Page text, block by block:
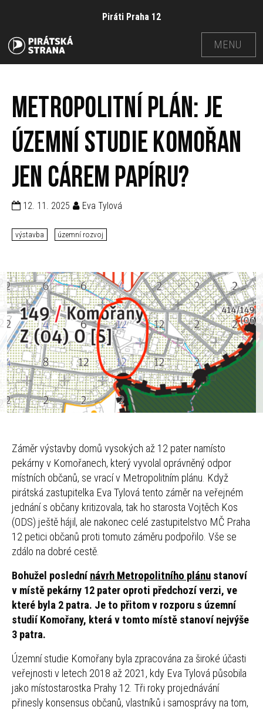
Piráti Praha 12
MENU
Metropolitní plán: je
územní studie Komořan
jen cárem papíru?
12. 11. 2025 Eva Tylová
výstavba územní rozvoj
Záměr výstavby domů vysokých až 12 pater namísto
pekárny v Komořanech, který vyvolal oprávněný odpor
místních občanů, se vrací v Metropolitním plánu. Když
pirátská zastupitelka Eva Tylová tento záměr na veřejném
jednání s občany kritizovala, tak ho starosta Vojtěch Kos
(ODS) ještě hájil, ale nakonec celé zastupitelstvo MČ Praha
12 petici občanů proti tomuto záměru podpořilo. Vše se
zdálo na dobré cestě.
Bohužel poslednínávrh Metropolitního plánu stanoví
v místě pekárny 12 pater oproti předchozí verzi, ve
které byla 2 patra. Je to přitom v rozporu s územní
studií Komořany, která v tomto místě stanoví nejvýše
3 patra.
Územní studie Komořany byla zpracována za široké účasti
veřejnosti v letech 2018 až 2021, kdy Eva Tylová působila
jako místostarostka Prahy 12. Tři roky projednávání
přinesly konsensus občanů, vlastníků i samosprávy na tom,